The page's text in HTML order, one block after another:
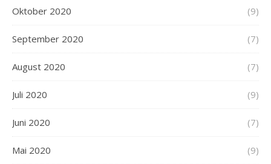
Oktober 2020 (9)
September 2020 (7)
August 2020 (7)
Juli 2020 (9)
Juni 2020 (7)
Mai 2020 (9)